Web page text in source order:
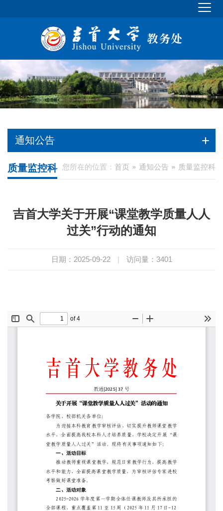
通知公告
您所在的位置： 首页 通知公告 质量监控科
质量监控科
吉首大学关于开展“课堂教学质量人人
过关”行动的通知
日期：2025-09-22 | 访问量： 3401